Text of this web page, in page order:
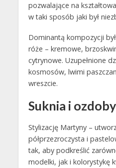
pozwalające na
w taki sposób jaki był
Dominantą kompozycji
róże – kremowe,
cytrynowe. Uzupełnione
kosmosów, lwimi
wreszcie.
Suknia i ozdoby
Stylizację Martyny –
półprzezroczysta i
tak, aby podkreślić
modelki, jak i kolorystykę